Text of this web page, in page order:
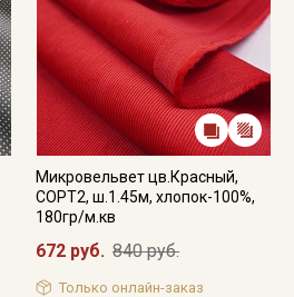
Микровельвет цв.Красный,
СОРТ2, ш.1.45м, хлопок-100%,
180гр/м.кв
672 руб. 840 руб.
Только онлайн-заказ